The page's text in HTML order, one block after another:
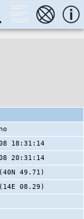
18:31:14
20:31:14
49.71)
08.29)